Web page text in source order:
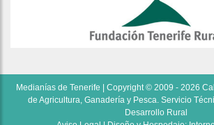
Medianías de Tenerife | Copyright © 2009 - 2026
de Agricultura, Ganadería y Pesca. Servicio
Desarrollo Rural